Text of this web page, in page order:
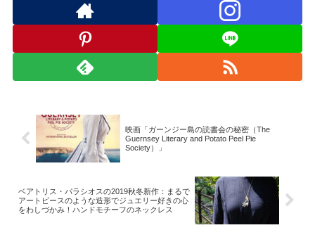
映画「ガーンジー島の読書会の秘密（The
Guernsey Literary and Potato Peel Pie
Society）」
ベアトリス・パラシオスの2019秋冬新作：まるで
アートピースのような造形でジュエリー好きの心
をわしづかみ！ハンドモチーフのネックレス